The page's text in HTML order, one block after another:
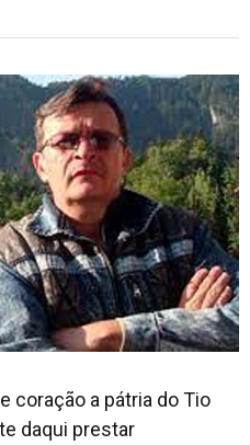
coração a pátria do Tio
daqui prestar